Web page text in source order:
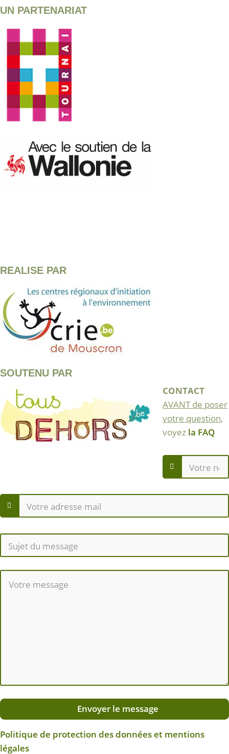
UN PARTENARIAT
REALISE PAR
SOUTENU PAR
CONTACT
AVANT de poser
votre question,
voyez la FAQ
Envoyer le message
Politique de protection des données et mentions
légales